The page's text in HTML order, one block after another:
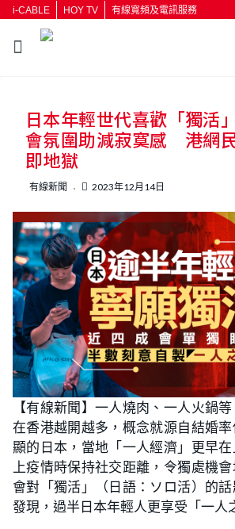
i-CABLE HOY TV 有線寬頻及電訊服務
按輸入鍵開始搜尋
日本年輕世代喜歡「獨
會氛圍助減寂寞感 港網
即地獄
有線新聞 2023年12月14日
【有線新聞】一人燒肉、一人火鍋
在香港越開越多，概念就源自結婚
顯的日本，當地「一人經濟」更早
上疫情時保持社交距離，令獨處機
會對「獨活」（日語：ソロ活）的
發現，過半日本年輕人更享受「一人